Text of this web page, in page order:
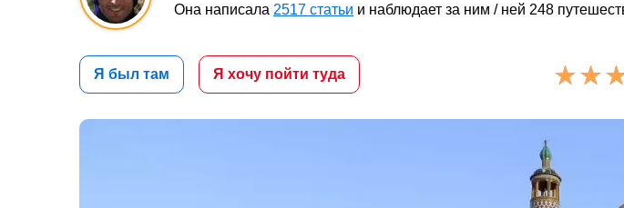
Она написала 2517 статьи и наблюдает за ним / ней 248
Я был там Я хочу пойти туда